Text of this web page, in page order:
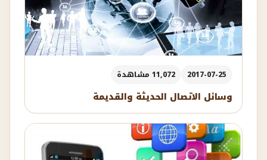
2017-07-25 11,072 مشاهدة
وسائل الاتصال الحديثة والقديمة